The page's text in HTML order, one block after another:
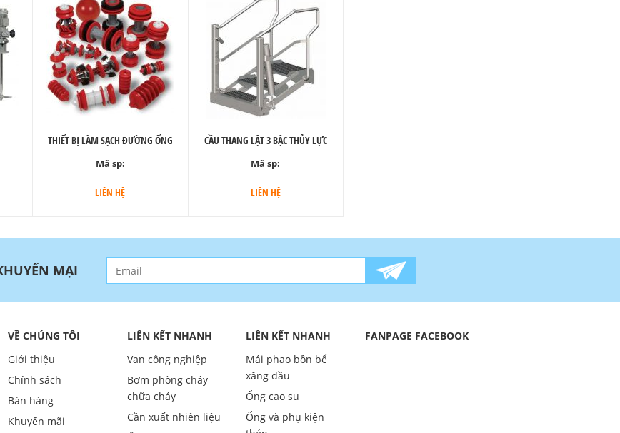
THIẾT BỊ LÀM SẠCH ĐƯỜNG ỐNG
Mã sp:
LIÊN HỆ
CẦU THANG LẬT 3 BẬC THỦY LỰC
Mã sp:
LIÊN HỆ
MẠI
VỀ CHÚNG TÔI
Giới thiệu
Chính sách
Bán hàng
Khuyến mãi
LIÊN KẾT NHANH
Van công nghiệp
Bơm phòng cháy
chữa cháy
Cần xuất nhiên liệu
LIÊN KẾT NHANH
Mái phao bồn bể
xăng dầu
Ống cao su
Ống và phụ kiện
FANPAGE FACEBOOK